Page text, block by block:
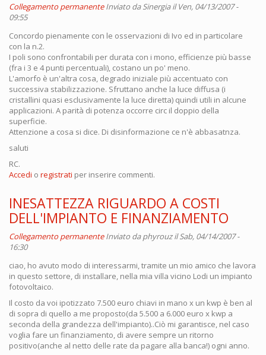
Collegamento permanente Inviato da Sinergiail Ven, 04/13/2007 -
09:55
Concordo pienamente con le osservazioni di Ivo ed in particolare
con la n.2.
I poli sono confrontabili per durata con i mono, efficienze più basse
(fra i 3 e 4 punti percentuali), costano un po' meno.
L'amorfo è un'altra cosa, degrado iniziale più accentuato con
successiva stabilizzazione. Sfruttano anche la luce diffusa (i
cristallini quasi esclusivamente la luce diretta) quindi utili in alcune
applicazioni. A parità di potenza occorre circ il doppio della
superficie.
Attenzione a cosa si dice. Di disinformazione ce n'è abbasatnza.
saluti
RC.
Accedi o registrati per inserire commenti.
INESATTEZZA RIGUARDO A COSTI
DELL'IMPIANTO E FINANZIAMENTO
Collegamento permanente Inviato daphyrouzil Sab, 04/14/2007 -
16:30
ciao, ho avuto modo di interessarmi, tramite un mio amico che lavora
in questo settore, di installare, nella mia villa vicino Lodi un impianto
fotovoltaico.
Il costo da voi ipotizzato 7.500 euro chiavi in mano x un kwp è ben al
di sopra di quello a me proposto(da 5.500 a 6.000 euro x kwp a
seconda della grandezza dell'impianto)..Ciò mi garantisce, nel caso
voglia fare un finanziamento, di avere sempre un ritorno
positivo(anche al netto delle rate da pagare alla banca!) ogni anno.